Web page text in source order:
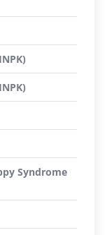
Syndrome